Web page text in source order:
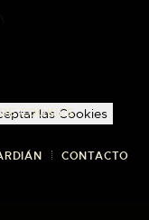
COOKIES
CONTACTO
las Cookies